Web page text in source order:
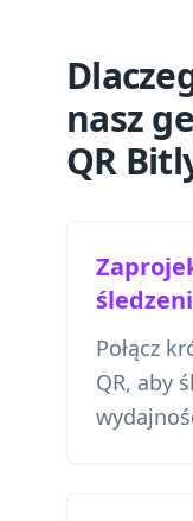
nasz
QR
Połącz
QR, aby